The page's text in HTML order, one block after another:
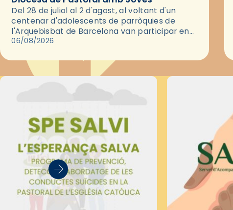
Del 28 de juliol al 2 d'agost, al voltant d'un
centenar d'adolescents de parròquies de
l'Arquebisbat de Barcelona van participar en
les convivències Be Apostle, organitzades pel
06/08/2026